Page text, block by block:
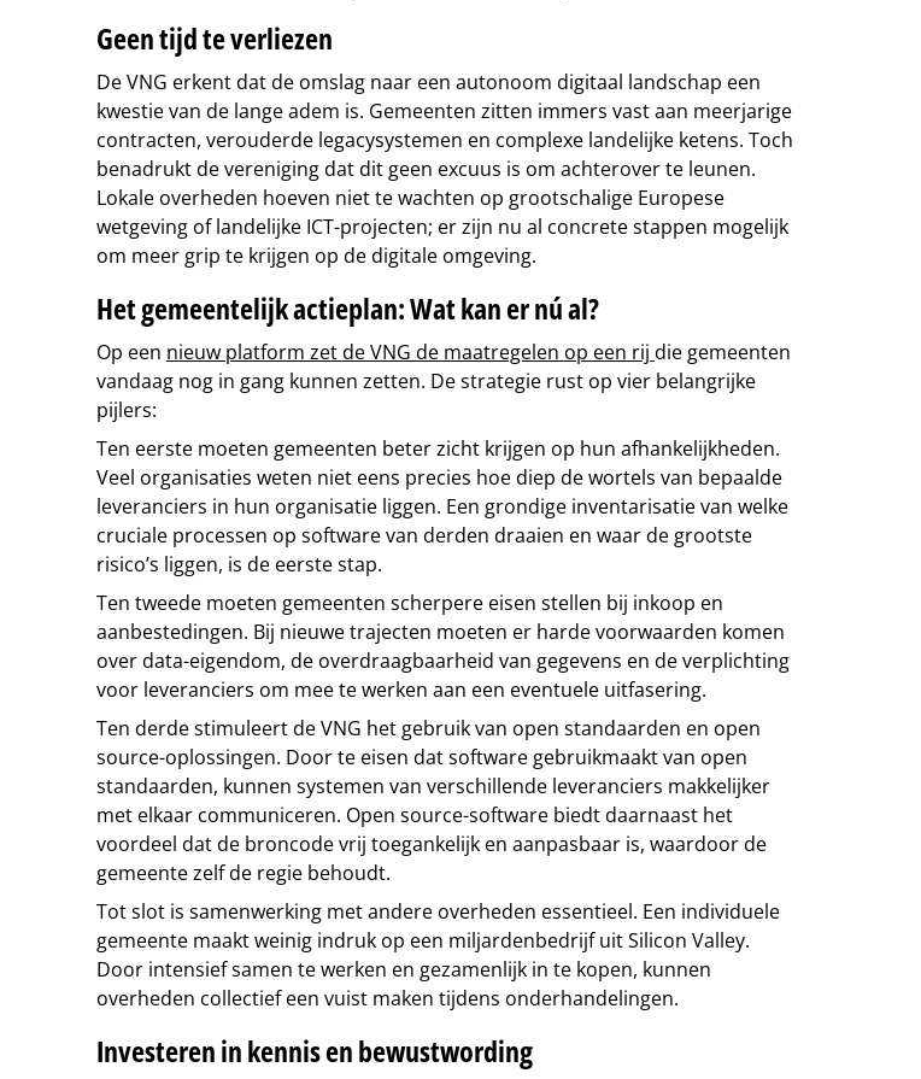
Geen tijd te verliezen
De VNG erkent dat de omslag naar een autonoom digitaal landschap een
kwestie van de lange adem is. Gemeenten zitten immers vast aan meerjarige
contracten, verouderde legacysystemen en complexe landelijke ketens. Toch
benadrukt de vereniging dat dit geen excuus is om achterover te leunen.
Lokale overheden hoeven niet te wachten op grootschalige Europese
wetgeving of landelijke ICT-projecten; er zijn nu al concrete stappen mogelijk
om meer grip te krijgen op de digitale omgeving.
Het gemeentelijk actieplan: Wat kan er nú al?
Op een nieuw platform zet de VNG de maatregelen op een rij die gemeenten
vandaag nog in gang kunnen zetten. De strategie rust op vier belangrijke
pijlers:
Ten eerste moeten gemeenten beter zicht krijgen op hun afhankelijkheden.
Veel organisaties weten niet eens precies hoe diep de wortels van bepaalde
leveranciers in hun organisatie liggen. Een grondige inventarisatie van welke
cruciale processen op software van derden draaien en waar de grootste
risico’s liggen, is de eerste stap.
Ten tweede moeten gemeenten scherpere eisen stellen bij inkoop en
aanbestedingen. Bij nieuwe trajecten moeten er harde voorwaarden komen
over data-eigendom, de overdraagbaarheid van gegevens en de verplichting
voor leveranciers om mee te werken aan een eventuele uitfasering.
Ten derde stimuleert de VNG het gebruik van open standaarden en open
source-oplossingen. Door te eisen dat software gebruikmaakt van open
standaarden, kunnen systemen van verschillende leveranciers makkelijker
met elkaar communiceren. Open source-software biedt daarnaast het
voordeel dat de broncode vrij toegankelijk en aanpasbaar is, waardoor de
gemeente zelf de regie behoudt.
Tot slot is samenwerking met andere overheden essentieel. Een individuele
gemeente maakt weinig indruk op een miljardenbedrijf uit Silicon Valley.
Door intensief samen te werken en gezamenlijk in te kopen, kunnen
overheden collectief een vuist maken tijdens onderhandelingen.
Investeren in kennis en bewustwording